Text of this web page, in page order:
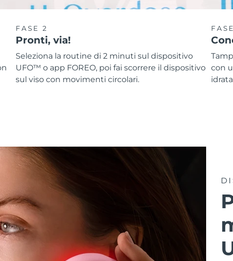
FASE 2
Pronti, via!
Seleziona la routine di 2 minuti sul dispositivo
UFO™ o app FOREO, poi fai scorrere il dispositivo
sul viso con movimenti circolari.
con